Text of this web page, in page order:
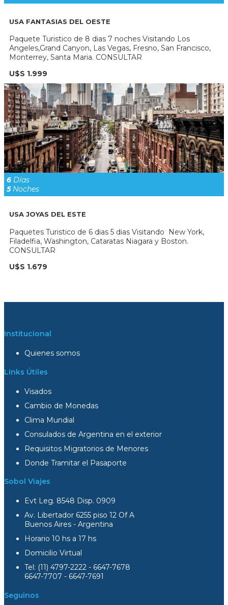
USA FANTASIAS DEL OESTE
Paquete Turistico de 8 dias 7 noches Visitando Los
Angeles,Grand Canyon, Las Vegas, Fresno, San Francisco,
Monterrey, Santa Maria. CONSULTAR
U$S 1.999
6 Días
5Noches
USA JOYAS DEL ESTE
Paquetes Turistico de 6 dias 5 dias Visitando New York,
Filadelfia, Washington, Cataratas Niagara y Boston.
CONSULTAR
U$S 1.679
Institucional
Quienes somos
Links Útiles
Visados
Cambio de Monedas
Clima Mundial
Consulados de Argentina en el exterior
Requisitos Migratorios de Menores
Donde Tramitar el Pasaporte
Sobol Viajes
Evt Leg. 8548 Disp. 0909
Av. Libertador 6255 piso 12 Of A
Buenos Aires - Argentina
Horario 10 hs a 17 hs
Domicilio Virtual
Tel: (11) 4797-2222 - 6647-7678
6647-7707 - 6647-7691
Seguinos